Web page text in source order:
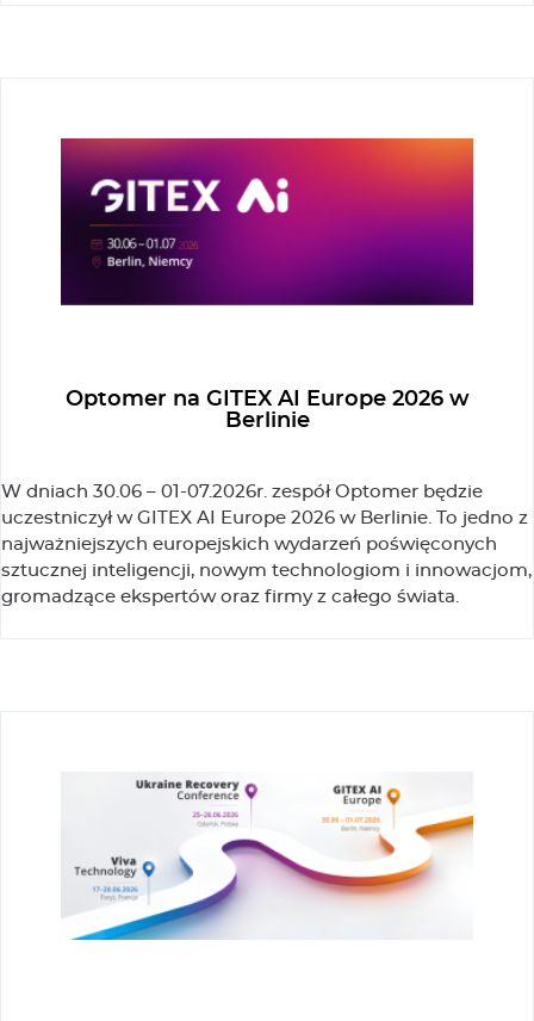
Optomer na GITEX AI Europe 2026 w
Berlinie
W dniach 30.06 – 01-07.2026r. zespół Optomer będzie
uczestniczył w GITEX AI Europe 2026 w Berlinie. To jedno z
najważniejszych europejskich wydarzeń poświęconych
sztucznej inteligencji, nowym technologiom i innowacjom,
gromadzące ekspertów oraz firmy z całego świata.